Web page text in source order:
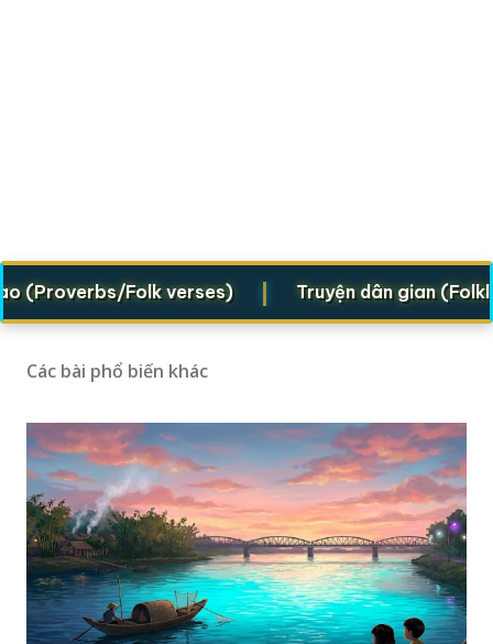
Folk verses) | Truyện dân gian (Folklore
Các bài phổ biến khác